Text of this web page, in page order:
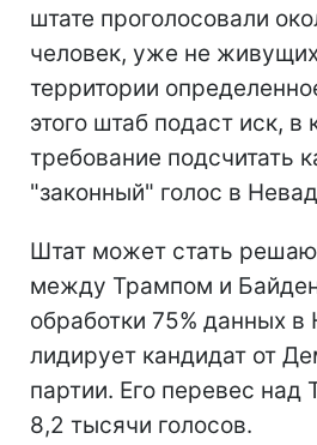
штате проголосовали
человек, уже не
территории
этого штаб подаст иск, в
требование подсчитать
"законный" голос в
Штат может стать
между Трампом и
обработки 75% данных в
лидирует кандидат от
партии. Его перевес над
8,2 тысячи голосов.